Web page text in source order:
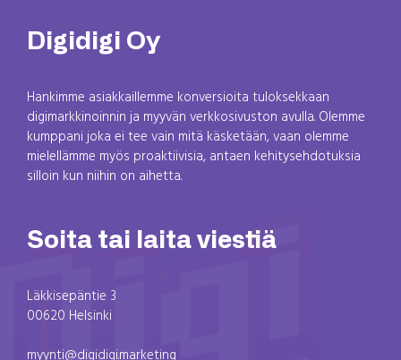
Digidigi Oy
Hankimme asiakkaillemme konversioita tuloksekkaan
digimarkkinoinnin ja myyvän verkkosivuston avulla. Olemme
kumppani joka ei tee vain mitä käsketään, vaan olemme
mielellämme myös proaktiivisia, antaen kehitysehdotuksia
silloin kun niihin on aihetta.
Soita tai laita viestiä
Läkkisepäntie 3
00620 Helsinki
myynti@digidigi.marketing